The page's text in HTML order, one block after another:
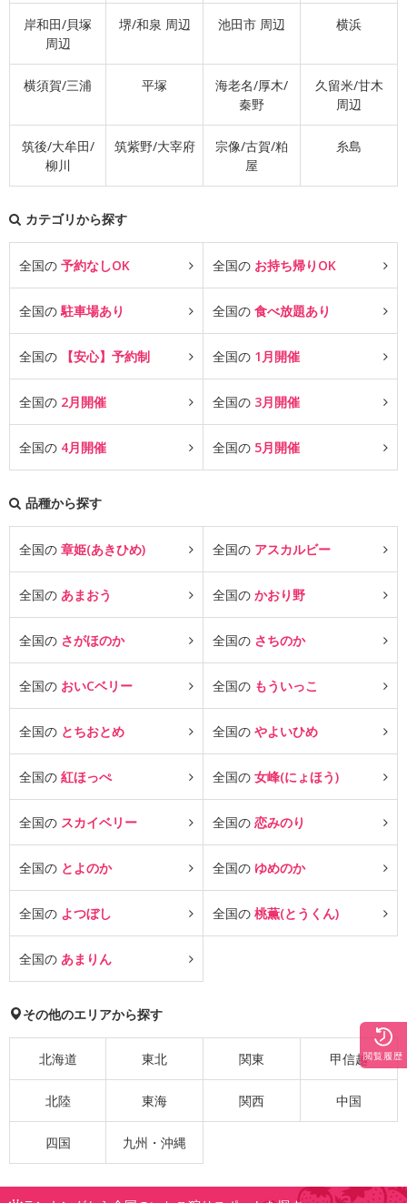
岸和田/貝塚
周辺
堺/和泉 周辺 池田市 周辺 横浜
横須賀/三浦 平塚
海老名/厚木/
秦野
久留米/甘木
周辺
筑後/大牟田/
柳川
筑紫野/大宰府
宗像/古賀/粕
屋
糸島
カテゴリから探す
全国の 予約なしOK 全国の お持ち帰りOK
全国の駐車場あり 全国の 食べ放題あり
全国の 【安心】予約制 全国の 1月開催
全国の 2月開催 全国の 3月開催
全国の 4月開催 全国の 5月開催
品種から探す
全国の 章姫(あきひめ) 全国の アスカルビー
全国の あまおう 全国の かおり野
全国の さがほのか 全国の さちのか
全国の おいCベリー 全国の もういっこ
全国の とちおとめ 全国の やよいひめ
全国の 紅ほっぺ 全国の 女峰(にょほう)
全国の スカイベリー 全国の 恋みのり
全国の とよのか 全国の ゆめのか
全国の よつぼし 全国の 桃薫(とうくん)
全国の あまりん
その他のエリアから探す
北海道 東北 関東 甲信越
北陸 東海 関西 中国
四国 九州・沖縄
閲覧履歴